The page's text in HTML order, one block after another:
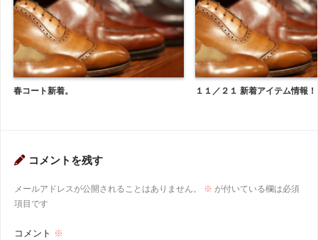
春コート新着。 １１／２１ 新着アイテム情報！
コメントを残す
メールアドレスが公開されることはありません。 ※ が付いている欄は必須
項目です
コメント ※